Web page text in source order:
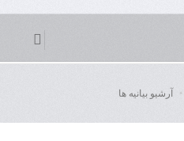
آرشیو بیانیه ها